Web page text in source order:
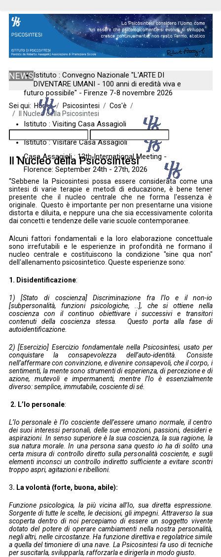
NEWSIstituto : Convegno Nazionale "L'ARTE DI
DIVENTARE UMANI - 100 anni di eredità viva e
futuro possibile" - Firenze 7-8 novembre 2026
Istituto : Visiting Casa Assagioli
Istituto : Visitare Casa Assagioli
Casa Assagioli : 12th International Meeting -
Florence: September 24th - 27th, 2026
Sei qui: Home Psicosintesi
Cos'è
Il Nucleo della Psicosintesi
Il Nucleo della Psicosintesi
“Sebbene la Psicosintesi possa essere considerata come una
sintesi di varie terapie e metodi di educazione, è bene tener
presente che il nucleo centrale che ne forma l'essenza è
originale. Questo è importante per non presentarne una visione
distorta e diluita, e neppure una che sia eccessivamente colorita
dai concetti e tendenze delle varie scuole contemporanee.
Alcuni fattori fondamentali e la loro elaborazione concettuale
sono irrefutabili e le esperienze in profondità ne formano il
nucleo centrale e costituiscono la condizione "sine qua non"
dell'allenamento psicosintetico. Queste esperienze sono:
1. Disidentificazione:
1) [Stato di coscienza] Discriminazione fra l’Io e il non-io
[subpersonalità, funzioni psicologiche, ..], che si ottiene nella
coscienza con il continuo obiettivare i successivi e transitori
contenuti della coscienza stessa. Questo porta alla fase di
autoidentificazione.
2) [Esercizio] Esercizio fondamentale nella Psicosintesi, usato per
conquistare la consapevolezza dell’auto-identità. Consiste
nell’affermare con convinzione, e divenire consapevoli, che il corpo, i
sentimenti, la mente sono strumenti di esperienza, di percezione e di
azione, mutevoli e impermanenti, mentre l’Io è essenzialmente
diverso: semplice, immutabile, cosciente di sé.
2. L’Io personale:
L’Io personale è l’Io cosciente dell’essere umano normale, il centro
dei suoi interessi personali, delle sue emozioni, passioni, desideri e
aspirazioni. In senso superiore è la sua coscienza, la sua ragione, la
sua natura morale. In una persona sana questo io ha di solito una
certa misura di controllo diretto sulla personalità cosciente, e sugli
elementi inconsci un controllo indiretto sufficiente a evitare scontri
troppo aspri, agitazioni e ribellioni.
3. La volontà (forte, buona, abile):
Funzione psicologica, la più vicina all’Io, sua diretta espressione.
Sorgente di tutte le scelte, le decisioni, gli impegni. Attraverso la sua
scoperta dentro di noi percepiamo di essere un soggetto vivente
dotato del potere di operare cambiamenti nella nostra personalità,
negli altri, nelle circostanze. Ha funzione direttiva e regolatrice simile
a quella del timoniere di una nave. La Psicosintesi fa uso di tecniche
per suscitarla, svilupparla, rafforzarla e dirigerla in modo giusto.